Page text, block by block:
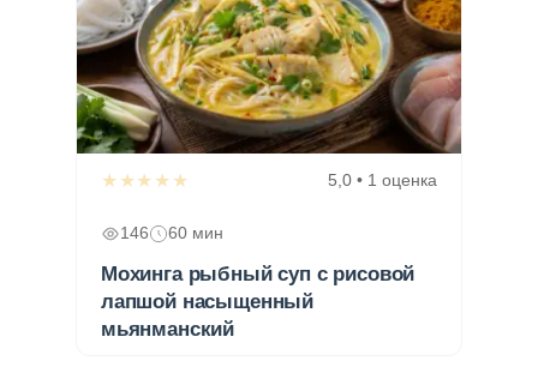
★★★★★ 5,0 • 1 оценка
146 60 мин
Мохинга рыбный суп с рисовой
лапшой насыщенный
мьянманский